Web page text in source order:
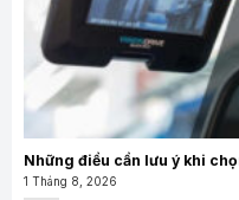
Những điều cần lưu ý khi
1 Tháng 8, 2026